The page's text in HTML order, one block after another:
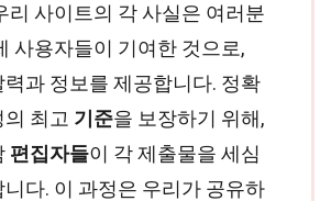
리 사이트의 각 사실은 여러분
사용자들이 기여한 것으로,
과 정보를 제공합니다. 정확
최고 기준을 보장하기 위해,
편집자들이 각 제출물을 세심
다. 이 과정은 우리가 공유하